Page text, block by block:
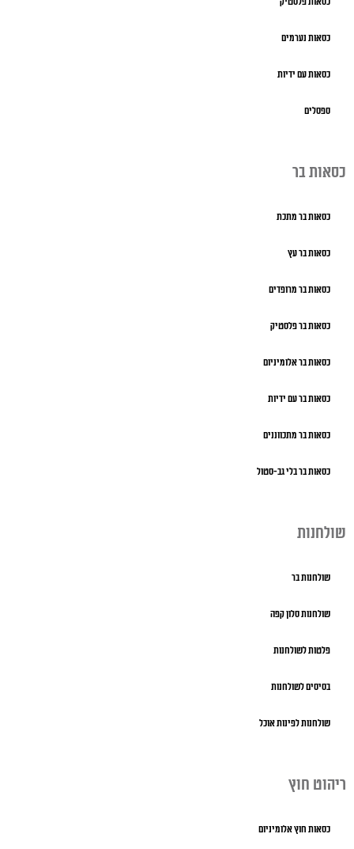
כסאות נערמים
כסאות עם ידיות
ספסלים
כסאות בר
כסאות בר מתכת
כסאות בר עץ
כסאות בר מרופדים
כסאות בר פלסטיק
כסאות בר אלומיניום
כסאות בר עם ידיות
כסאות בר מתכווננים
כסאות בר בלי גב-סטול
שולחנות
שולחנות בר
שולחנות סלון קפה
פלטות לשולחנות
בסיסים לשולחנות
שולחנות לפינות אוכל
ריהוט חוץ
כסאות חוץ אלומיניום